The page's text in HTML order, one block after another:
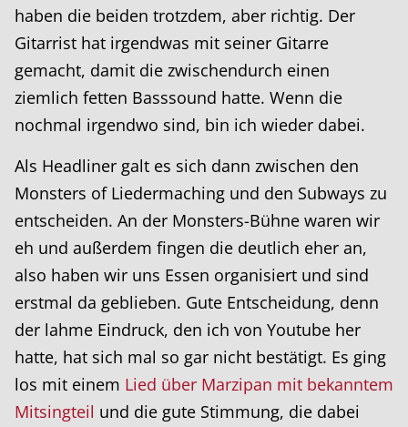
haben die beiden trotzdem, aber richtig. Der
Gitarrist hat irgendwas mit seiner Gitarre
gemacht, damit die zwischendurch einen
ziemlich fetten Basssound hatte. Wenn die
nochmal irgendwo sind, bin ich wieder dabei.
Als Headliner galt es sich dann zwischen den
Monsters of Liedermaching und den Subways zu
entscheiden. An der Monsters-Bühne waren wir
eh und außerdem fingen die deutlich eher an,
also haben wir uns Essen organisiert und sind
erstmal da geblieben. Gute Entscheidung, denn
der lahme Eindruck, den ich von Youtube her
hatte, hat sich mal so gar nicht bestätigt. Es ging
los mit einem Lied über Marzipan mit bekanntem
Mitsingteil und die gute Stimmung, die dabei